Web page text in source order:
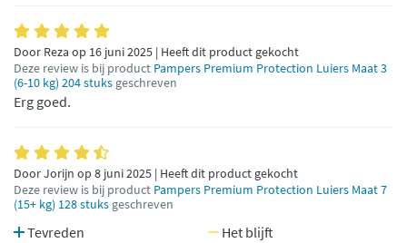
Door Reza op 16 juni 2025 | Heeft dit product gekocht
Deze review is bij product Pampers Premium Protection Luiers Maat 3
(6-10 kg) 204 stuks geschreven
Erg goed.
Door Jorijn op 8 juni 2025 | Heeft dit product gekocht
Deze review is bij product Pampers Premium Protection Luiers Maat 7
(15+ kg) 128 stuks geschreven
Tevreden
Het blijft